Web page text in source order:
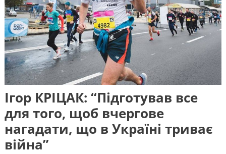
Ігор КРІЦАК: “Підготував все
для того, щоб вчергове
нагадати, що в Україні триває
війна”